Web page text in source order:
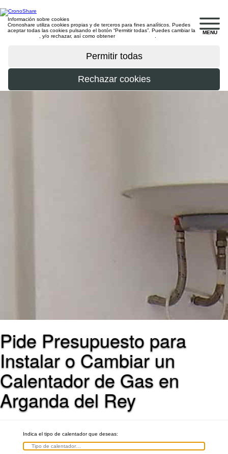
MENU
Información sobre cookies
Cronoshare utiliza cookies propias y de terceros para fines analíticos. Puedes
aceptar todas las cookies pulsando el botón “Permitir todas”. Puedes cambiar la
, y/o rechazar, así como obtener
Pide Presupuesto para
Instalar o Cambiar un
Calentador de Gas en
Arganda del Rey
Indica el tipo de calentador que deseas: